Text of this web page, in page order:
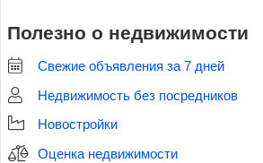
Полезно о недвижимости
Свежие объявления за 7 дней
Недвижимость без посредников
Новостройки
Оценка недвижимости